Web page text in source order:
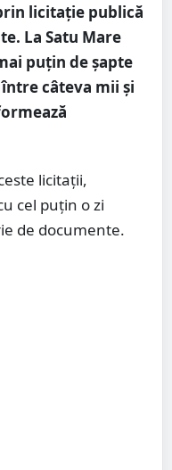
licitație publică
La Satu Mare
puțin de șapte
câteva mii și
licitaţii,
cel puţin o zi
de documente.